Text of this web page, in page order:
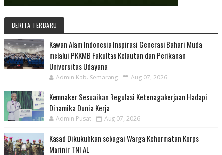
BERITA TERBARU
Kawan Alam Indonesia Inspirasi Generasi Bahari Muda
melalui PKKMB Fakultas Kelautan dan Perikanan
Universitas Udayana
Admin Kab. Semarang Aug 07, 2026
Kemnaker Sesuaikan Regulasi Ketenagakerjaan Hadapi
Dinamika Dunia Kerja
Admin Pusat Aug 07, 2026
Kasad Dikukuhkan sebagai Warga Kehormatan Korps
Marinir TNI AL